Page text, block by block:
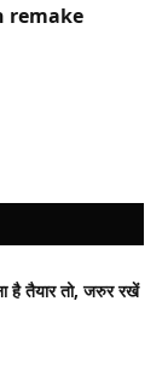
remake
है तैयार तो, जरुर रखें